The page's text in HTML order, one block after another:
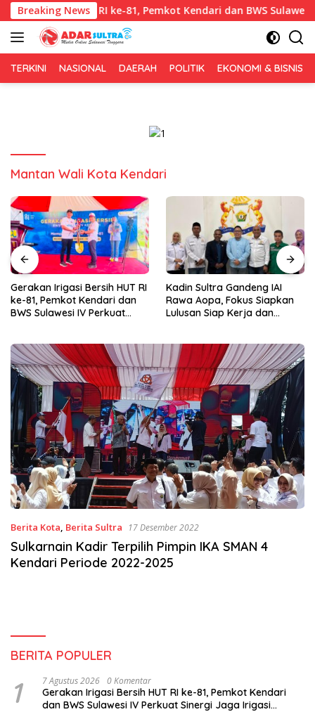
Langsung
ke
konten
Breaking News
Bersih HUT RI ke-81, Pemkot Kendari dan BWS Sulawesi IV
TERKINI NASIONAL DAERAH POLITIK EKONOMI & BISNIS
Mantan Wali Kota Kendari
Kadin Sultra Gandeng IAI
Rawa Aopa, Fokus Siapkan
Lulusan Siap Kerja dan
Puluhan Tenant Ramaikan
Festival Kuliner Sultra Maimo
2026
Berita Kota, Berita Sultra 17 Desember 2022
Sulkarnain Kadir Terpilih Pimpin IKA SMAN 4
Kendari Periode 2022-2025
BERITA POPULER
1 7 Agustus 2026 0 Komentar
Gerakan Irigasi Bersih HUT RI ke-81, Pemkot Kendari
dan BWS Sulawesi IV Perkuat Sinergi Jaga Irigasi